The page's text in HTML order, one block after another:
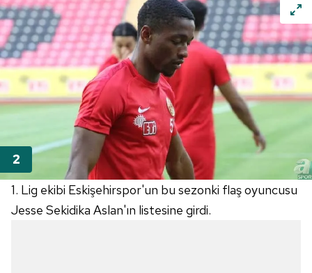
1. Lig ekibi Eskişehirspor'un bu sezonki flaş oyuncusu
Jesse Sekidika Aslan'ın listesine girdi.